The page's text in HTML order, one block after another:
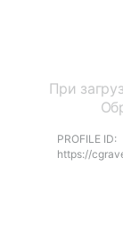
При
PROFILE ID:
https://